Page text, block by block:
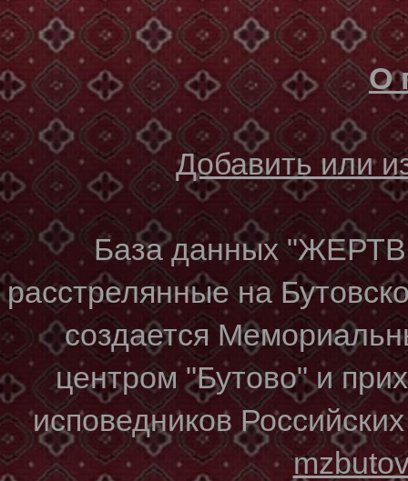
О
Добавить или
База данных
расстрелянные на
создается
центром "Бутово" и
исповедников